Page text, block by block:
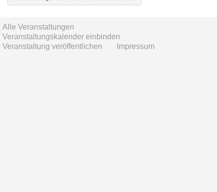
Alle Veranstaltungen
Veranstaltungskalender einbinden
Veranstaltung veröffentlichen
Impressum